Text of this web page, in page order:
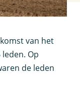
van het
Op
de leden